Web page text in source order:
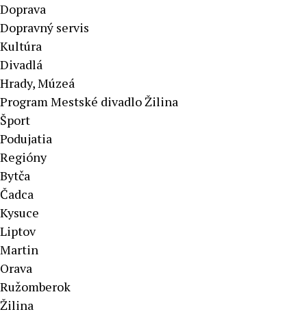
Doprava
Dopravný servis
Kultúra
Divadlá
Hrady, Múzeá
Program Mestské divadlo Žilina
Šport
Podujatia
Regióny
Bytča
Čadca
Kysuce
Liptov
Martin
Orava
Ružomberok
Žilina